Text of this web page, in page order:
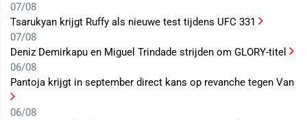
07/08
Tsarukyan krijgt Ruffy als nieuwe test tijdens UFC 331
07/08
Deniz Demirkapu en Miguel Trindade strijden om GLORY-titel
06/08
Pantoja krijgt in september direct kans op revanche tegen Van
06/08